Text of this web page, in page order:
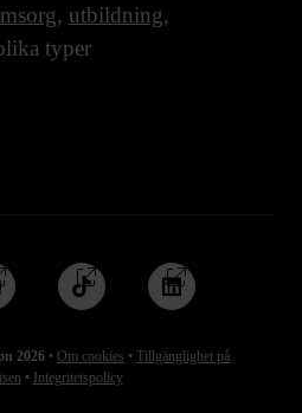
, utbildning,
typer
2026 • Om cookies • Tillgänglighet på
• Integritetspolicy
Följ
oss
TikTok
Följ
oss
Linkedin